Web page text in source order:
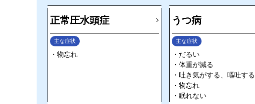
正常圧水頭症
主な症状
物忘れ
うつ病
主な症状
だるい
体重が減る
吐き気がする、嘔吐する
物忘れ
眠れない